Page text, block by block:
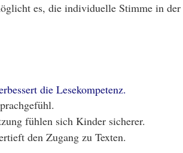
es, die individuelle Stimme in
die Lesekompetenz.
fühlen sich Kinder sicherer.
den Zugang zu Texten.